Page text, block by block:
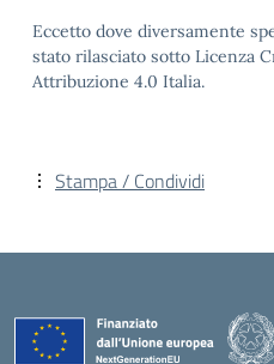
Eccetto dove diversamente
stato rilasciato sotto Licenza
Attribuzione 4.0 Italia.
Stampa / Condividi